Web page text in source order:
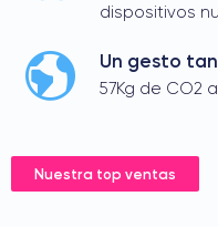
dispositivos
Un gesto
57Kg de CO2
Nuestra top ventas